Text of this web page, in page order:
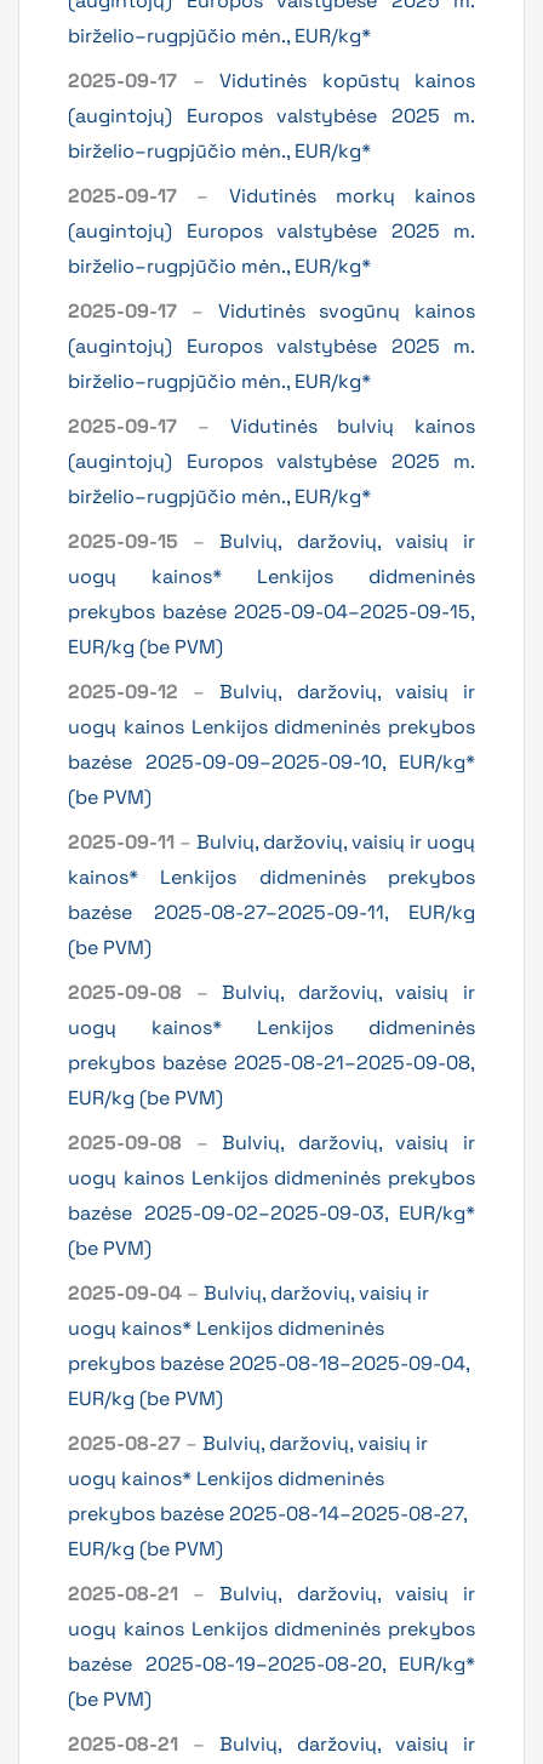
birželio–rugpjūčio mėn., EUR/kg*
2025-09-17 – Vidutinės kopūstų kainos
(augintojų) Europos valstybėse 2025 m.
birželio–rugpjūčio mėn., EUR/kg*
2025-09-17 – Vidutinės morkų kainos
(augintojų) Europos valstybėse 2025 m.
birželio–rugpjūčio mėn., EUR/kg*
2025-09-17 – Vidutinės svogūnų kainos
(augintojų) Europos valstybėse 2025 m.
birželio–rugpjūčio mėn., EUR/kg*
2025-09-17 – Vidutinės bulvių kainos
(augintojų) Europos valstybėse 2025 m.
birželio–rugpjūčio mėn., EUR/kg*
2025-09-15 –Bulvių, daržovių, vaisių ir
uogų kainos* Lenkijos didmeninės
prekybos bazėse 2025-09-04–2025-09-15,
EUR/kg (be PVM)
2025-09-12 –Bulvių, daržovių, vaisių ir
uogų kainos Lenkijos didmeninės prekybos
bazėse 2025-09-09–2025-09-10, EUR/kg*
(be PVM)
2025-09-11 – Bulvių, daržovių, vaisių ir uogų
kainos* Lenkijos didmeninės prekybos
bazėse 2025-08-27–2025-09-11, EUR/kg
(be PVM)
2025-09-08 –Bulvių, daržovių, vaisių ir
uogų kainos* Lenkijos didmeninės
prekybos bazėse 2025-08-21–2025-09-08,
EUR/kg (be PVM)
2025-09-08 –Bulvių, daržovių, vaisių ir
uogų kainos Lenkijos didmeninės prekybos
bazėse 2025-09-02–2025-09-03, EUR/kg*
(be PVM)
2025-09-04 – Bulvių, daržovių, vaisių ir
uogų kainos* Lenkijos didmeninės
prekybos bazėse 2025-08-18–2025-09-04,
EUR/kg (be PVM)
2025-08-27 – Bulvių, daržovių, vaisių ir
uogų kainos* Lenkijos didmeninės
prekybos bazėse 2025-08-14–2025-08-27,
EUR/kg (be PVM)
2025-08-21 –Bulvių, daržovių, vaisių ir
uogų kainos Lenkijos didmeninės prekybos
bazėse 2025-08-19–2025-08-20, EUR/kg*
(be PVM)
2025-08-21 –Bulvių, daržovių, vaisių ir